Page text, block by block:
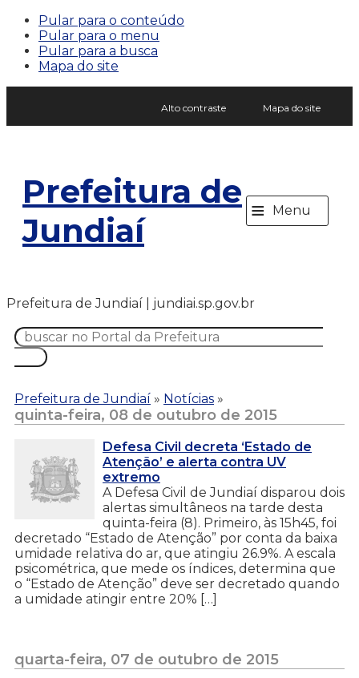
Pular para o conteúdo
Pular para o menu
Pular para a busca
Mapa do site
Alto contraste Mapa do site
Prefeitura de
Jundiaí
≡ Menu
Prefeitura de Jundiaí | jundiai.sp.gov.br
Prefeitura de Jundiaí » Notícias »
quinta-feira, 08 de outubro de 2015
Defesa Civil decreta ‘Estado de
Atenção’ e alerta contra UV
extremo
A Defesa Civil de Jundiaí disparou dois
alertas simultâneos na tarde desta
quinta-feira (8). Primeiro, às 15h45, foi
decretado “Estado de Atenção” por conta da baixa
umidade relativa do ar, que atingiu 26.9%. A escala
psicométrica, que mede os índices, determina que
o “Estado de Atenção” deve ser decretado quando
a umidade atingir entre 20% […]
quarta-feira, 07 de outubro de 2015